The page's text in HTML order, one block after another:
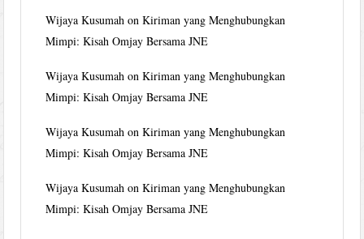
Wijaya Kusumah onKiriman yang Menghubungkan
Mimpi: Kisah Omjay Bersama JNE
Wijaya Kusumah onKiriman yang Menghubungkan
Mimpi: Kisah Omjay Bersama JNE
Wijaya Kusumah onKiriman yang Menghubungkan
Mimpi: Kisah Omjay Bersama JNE
Wijaya Kusumah onKiriman yang Menghubungkan
Mimpi: Kisah Omjay Bersama JNE